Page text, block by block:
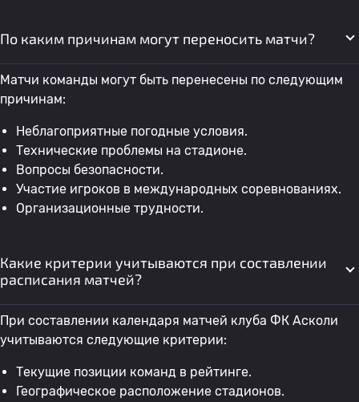
По каким причинам могут переносить матчи?
Матчи команды могут быть перенесены по следующим
причинам:
Неблагоприятные погодные условия.
Технические проблемы на стадионе.
Вопросы безопасности.
Участие игроков в международных соревнованиях.
Организационные трудности.
Какие критерии учитываются при составлении
расписания матчей?
При составлении календаря матчей клуба ФК Асколи
учитываются следующие критерии:
Текущие позиции команд в рейтинге.
Географическое расположение стадионов.